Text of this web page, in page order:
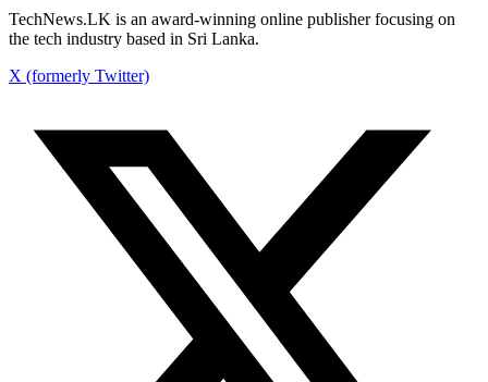
TechNews.LK is an award-winning online publisher focusing on
the tech industry based in Sri Lanka.
X (formerly Twitter)